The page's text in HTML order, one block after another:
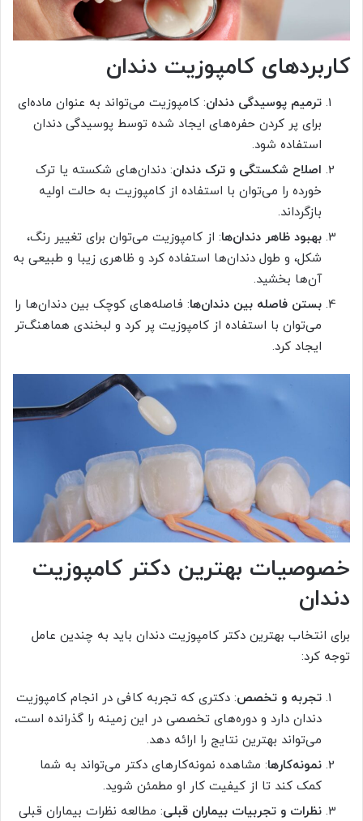
کاربردهای کامپوزیت دندان
ترمیم پوسیدگی دندان: کامپوزیت می‌تواند به عنوان ماده‌ای
برای پر کردن حفره‌های ایجاد شده توسط پوسیدگی دندان
استفاده شود.
اصلاح شکستگی و ترک دندان: دندان‌های شکسته یا ترک
خورده را می‌توان با استفاده از کامپوزیت به حالت اولیه
بازگرداند.
بهبود ظاهر دندان‌ها: از کامپوزیت می‌توان برای تغییر رنگ،
شکل، و طول دندان‌ها استفاده کرد و ظاهری زیبا و طبیعی به
آن‌ها بخشید.
بستن فاصله بین دندان‌ها: فاصله‌های کوچک بین دندان‌ها را
می‌توان با استفاده از کامپوزیت پر کرد و لبخندی هماهنگ‌تر
ایجاد کرد.
خصوصیات بهترین دکتر کامپوزیت
دندان
برای انتخاب بهترین دکتر کامپوزیت دندان باید به چندین عامل
توجه کرد:
تجربه و تخصص: دکتری که تجربه کافی در انجام کامپوزیت
دندان دارد و دوره‌های تخصصی در این زمینه را گذرانده است،
می‌تواند بهترین نتایج را ارائه دهد.
نمونه‌کارها: مشاهده نمونه‌کارهای دکتر می‌تواند به شما
کمک کند تا از کیفیت کار او مطمئن شوید.
نظرات و تجربیات بیماران قبلی: مطالعه نظرات بیماران قبلی